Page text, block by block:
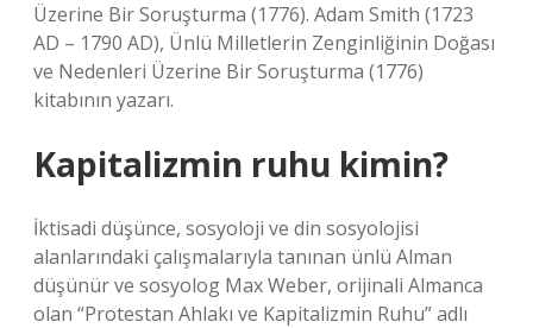
Üzerine Bir Soruşturma (1776). Adam Smith (1723
AD – 1790 AD), Ünlü Milletlerin Zenginliğinin Doğası
ve Nedenleri Üzerine Bir Soruşturma (1776)
kitabının yazarı.
Kapitalizmin ruhu kimin?
İktisadi düşünce, sosyoloji ve din sosyolojisi
alanlarındaki çalışmalarıyla tanınan ünlü Alman
düşünür ve sosyolog Max Weber, orijinali Almanca
olan “Protestan Ahlakı ve Kapitalizmin Ruhu” adlı